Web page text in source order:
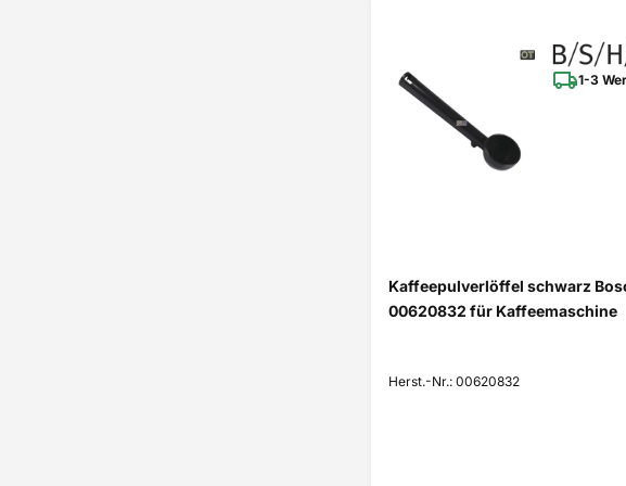
1-3
Kaffeepulverlöffel schwarz
00620832 für Kaffeemaschine
Herst.-Nr.: 00620832